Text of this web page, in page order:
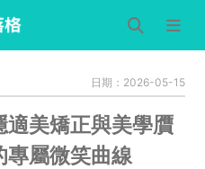
日期：2026-05-15
美矯正與美學贋
專屬微笑曲線